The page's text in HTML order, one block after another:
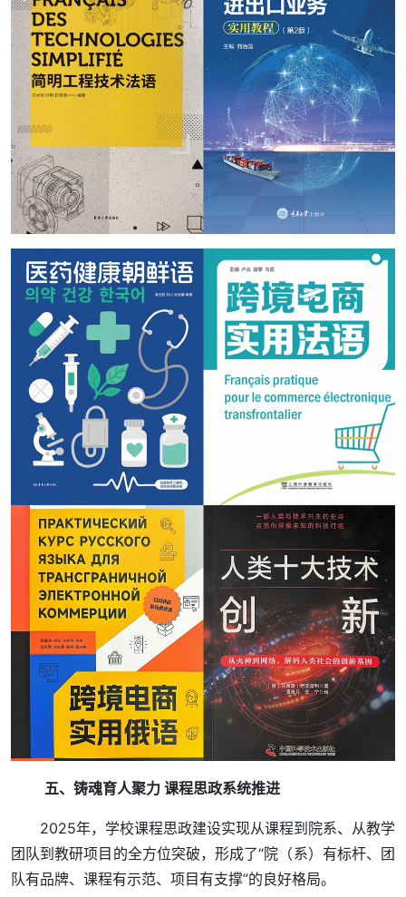
五、铸魂育人聚力 课程思政系统推进
2025年，学校课程思政建设实现从课程到院系、从教学
团队到教研项目的全方位突破，形成了“院（系）有标杆、团
队有品牌、课程有示范、项目有支撑”的良好格局。